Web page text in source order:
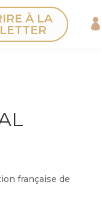
À LA
française de